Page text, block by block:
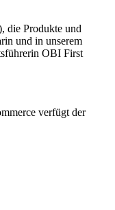
die Produkte und
und in unserem
OBI First
verfügt der